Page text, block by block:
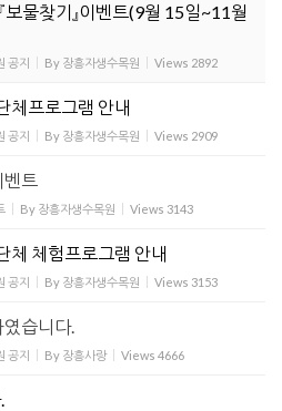
물찾기』이벤트(9월 15일~11월
공지 By 장흥자생수목원 Views 2892
체프로그램 안내
공지 By 장흥자생수목원 Views 2909
벤트
By 장흥자생수목원 Views 3143
체 체험프로그램 안내
공지 By 장흥자생수목원 Views 3153
습니다.
공지 By 장흥사랑 Views 4666